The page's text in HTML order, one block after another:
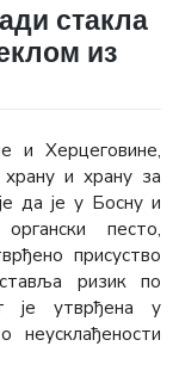
стакла
из
и Херцеговине,
и храну за
да је у Босну и
песто,
присуство
ризик по
је утврђена у
неусклађености